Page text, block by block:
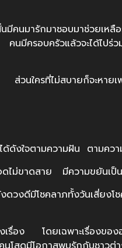
ารักมาชอบมาช่วยเหลือร
ครอบครัวแล้วจะได้ไปร่ว
รที่ไม่สบายก็จะหายเพร
จตามความฝัน ตามควา
ดไม่ขาดสาย มีความขยันเ
ดีมีโชคลาภทั้งวันเสี่ยงโ
โดยเฉพาะเรื่องของอา